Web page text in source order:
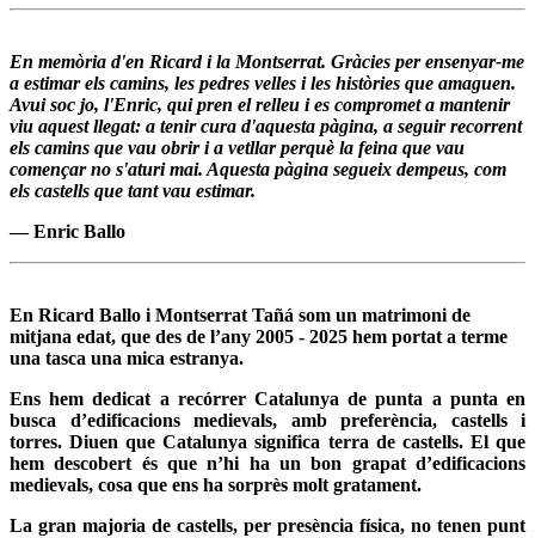
En memòria d'en Ricard i la Montserrat. Gràcies per ensenyar-me
a estimar els camins, les pedres velles i les històries que amaguen.
Avui soc jo, l'Enric, qui pren el relleu i es compromet a mantenir
viu aquest llegat: a tenir cura d'aquesta pàgina, a seguir recorrent
els camins que vau obrir i a vetllar perquè la feina que vau
començar no s'aturi mai. Aquesta pàgina segueix dempeus, com
els castells que tant vau estimar.
— Enric Ballo
En Ricard Ballo i Montserrat Tañá som un matrimoni de
mitjana edat, que des de l’any 2005 - 2025 hem portat a terme
una tasca una mica estranya.
Ens hem dedicat a recórrer Catalunya de punta a punta en
busca d’edificacions medievals, amb preferència, castells i
torres. Diuen que Catalunya significa terra de castells. El que
hem descobert és que n’hi ha un bon grapat d’edificacions
medievals, cosa que ens ha sorprès molt gratament.
La gran majoria de castells, per presència física, no tenen punt